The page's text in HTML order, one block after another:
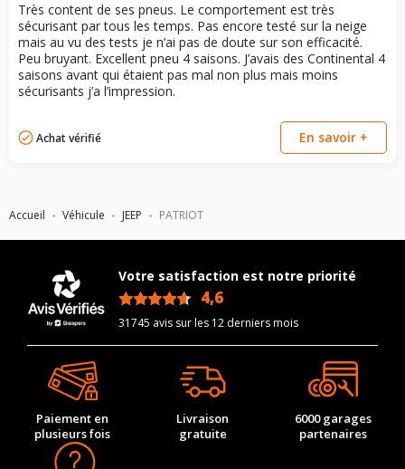
Accueil Véhicule JEEP PATRIOT
Très content de ses pneus. Le comportement est très
sécurisant par tous les temps. Pas encore testé sur la neige
mais au vu des tests je n’ai pas de doute sur son efficacité.
Peu bruyant. Excellent pneu 4 saisons. J’avais des Continental 4
saisons avant qui étaient pas mal non plus mais moins
sécurisants j’a l’impression.
Achat vérifié En savoir +
Votre satisfaction est notre priorité
4,6
31745 avis sur les 12 derniers mois
Paiement en
plusieurs fois
Livraison
gratuite
6000 garages
partenaires